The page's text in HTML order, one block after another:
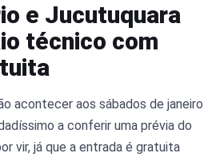
e Jucutuquara
técnico com
acontecer aos sábados de janeiro
a conferir uma prévia do
vir, já que a entrada é gratuita